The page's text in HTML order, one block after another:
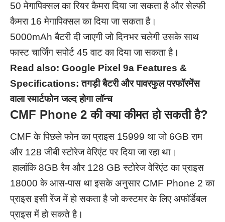
50 मेगापिक्सल का रियर कैमरा दिया जा सकता है और सेल्फी
कैमरा 16 मेगापिक्सल का दिया जा सकता है।
5000mAh बैटरी दी जाएगी जो दिनभर चलेगी उसके साथ
फास्ट चार्जिंग सपोर्ट 45 वाट का दिया जा सकता है।
Read also: Google Pixel 9a Features &
Specifications: तगड़ी बैटरी और पावरफुल परफॉरमेंस
वाला स्मार्टफोन जल्द होगा लॉन्च
CMF Phone 2 की क्या कीमत हो सकती है?
CMF के पिछले फोन का प्राइस 15999 था जो 6GB राम
और 128 जीबी स्टोरेज वेरिएंट पर दिया जा रहा था।
हालांकि 8GB रैम और 128 GB स्टोरेज वेरिएंट का प्राइस
18000 के आस-पास था इसके अनुसार CMF Phone 2 का
प्राइस इसी रेंज में हो सकता है जो कस्टमर के लिए अफॉर्डेबल
प्राइस में हो सकते है।